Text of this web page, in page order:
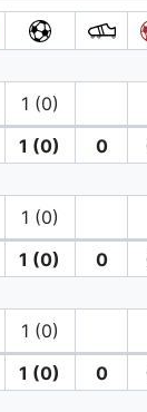
1 (0)
1 (0) 0
1 (0)
1 (0) 0
1 (0)
1 (0) 0